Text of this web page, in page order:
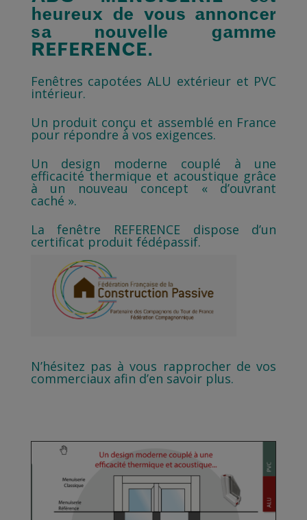
heureux de vous annoncer
sa nouvelle gamme
REFERENCE.
Fenêtres capotées ALU extérieur et PVC
intérieur.
Un produit conçu et assemblé en France
pour répondre à vos exigences.
Un design moderne couplé à une
efficacité thermique et acoustique grâce
à un nouveau concept « d’ouvrant
caché ».
La fenêtre REFERENCE dispose d’un
certificat produit fédépassif.
N’hésitez pas à vous rapprocher de vos
commerciaux afin d’en savoir plus.